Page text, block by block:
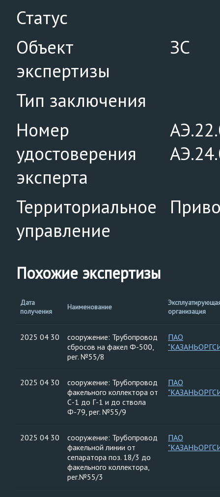
Статус
Объект
экспертизы
ЗС
Тип заключения
Номер
удостоверения
эксперта
Территориальное
управление
Похожие экспертизы
Дата
получения
Наименование
организация
2025 04 30
сооружение: Трубопровод
сбросов на факел Ф-500,
рег. №55/8
ПАО
2025 04 30
сооружение: Трубопровод
факельного коллектора от
С-1 до Г-1 и до ствола
Ф-79, рег. №55/9
ПАО
2025 04 30
сооружение: Трубопровод
факельной линии от
сепаратора поз. 18/3 до
факельного коллектора,
рег.№55/3
ПАО